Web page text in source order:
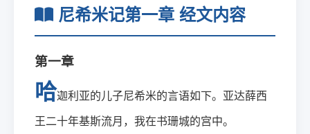
尼希米记第一章 经文内容
第一章
哈迦利亚的儿子尼希米的言语如下。亚达薛西
王二十年基斯流月，我在书珊城的宫中。